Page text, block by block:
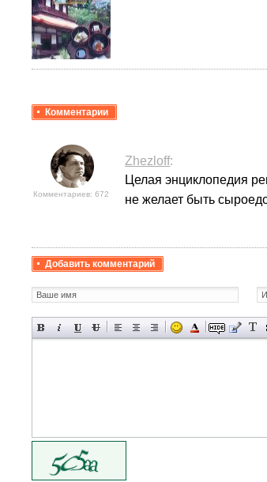
Комментарии
Комментариев: 672
Zhezloff:
Целая энциклопедия
не желает быть
Добавить комментарий